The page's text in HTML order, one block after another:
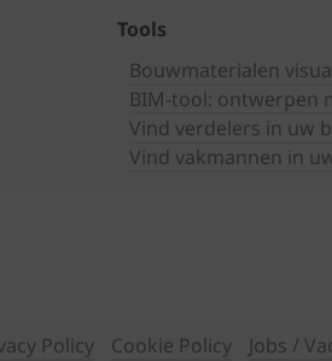
Tools
Bouwmaterialen
BIM-tool: ontwerpen
Vind verdelers in uw
Vind vakmannen in
Policy Cookie Policy Jobs /